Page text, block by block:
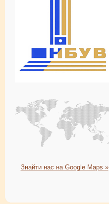
Знайти нас на Google Maps »